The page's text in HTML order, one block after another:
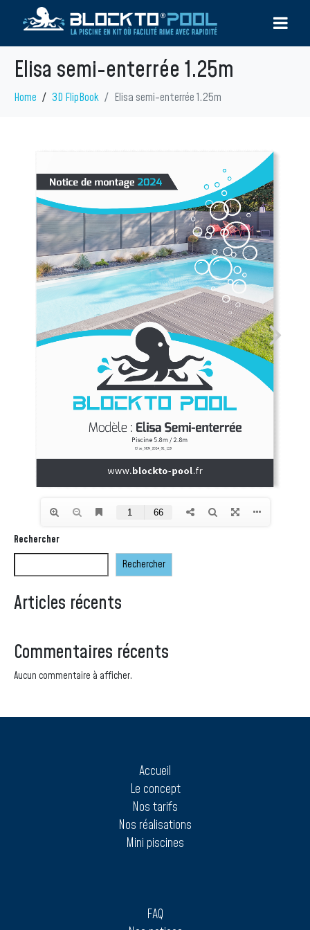
Elisa semi-enterrée 1.25m
Home 3D FlipBook Elisa semi-enterrée 1.25m
Rechercher
Rechercher
Articles récents
Commentaires récents
Aucun commentaire à afficher.
Accueil
Le concept
Nos tarifs
Nos réalisations
Mini piscines
FAQ